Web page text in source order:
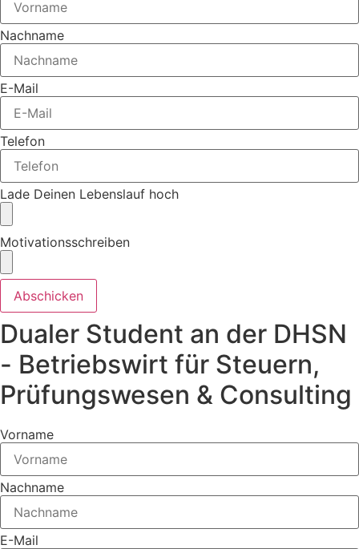
Nachname
E-Mail
Telefon
Lade Deinen Lebenslauf hoch
Motivationsschreiben
Abschicken
Dualer Student an der DHSN
- Betriebswirt für Steuern,
Prüfungswesen & Consulting
Vorname
Nachname
E-Mail